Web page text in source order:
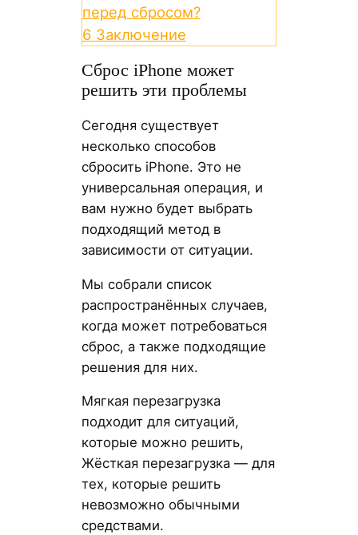
перед сбросом?
6 Заключение
Сброс iPhone может
решить эти проблемы
Сегодня существует
несколько способов
сбросить iPhone. Это не
универсальная операция, и
вам нужно будет выбрать
подходящий метод в
зависимости от ситуации.
Мы собрали список
распространённых случаев,
когда может потребоваться
сброс, а также подходящие
решения для них.
Мягкая перезагрузка
подходит для ситуаций,
которые можно решить,
Жёсткая перезагрузка — для
тех, которые решить
невозможно обычными
средствами.